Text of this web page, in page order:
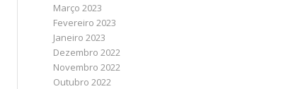
Março 2023
Fevereiro 2023
Janeiro 2023
Dezembro 2022
Novembro 2022
Outubro 2022